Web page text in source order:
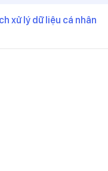
xử lý dữ liệu cá nhân